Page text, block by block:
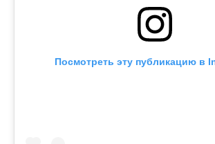
Посмотреть эту публикацию в